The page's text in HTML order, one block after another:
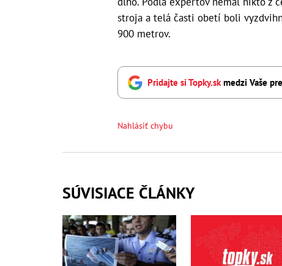
stroja a telá časti obetí boli
900 metrov.
Pridajte si Topky.skmedzi Vaše
Nahlásiť chybu
SÚVISIACE ČLÁNKY